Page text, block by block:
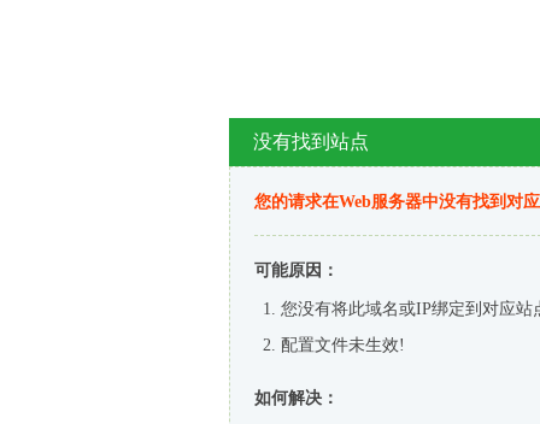
没有找到站点
您的请求在Web服务器中没有找到对
可能原因：
您没有将此域名或IP绑定到对应站
配置文件未生效!
如何解决：